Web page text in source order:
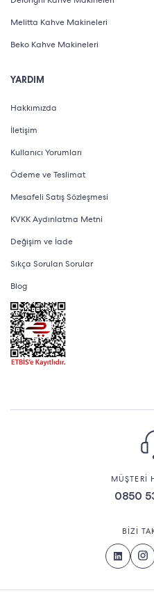
Melitta Kahve Makineleri
Beko Kahve Makineleri
YARDIM
Hakkımızda
İletişim
Kullanıcı Yorumları
Ödeme ve Teslimat
Mesafeli Satış Sözleşmesi
KVKK Aydınlatma Metni
Değişim ve İade
Sıkça Sorulan Sorular
Blog
MÜŞTERİ
0850
BİZİ